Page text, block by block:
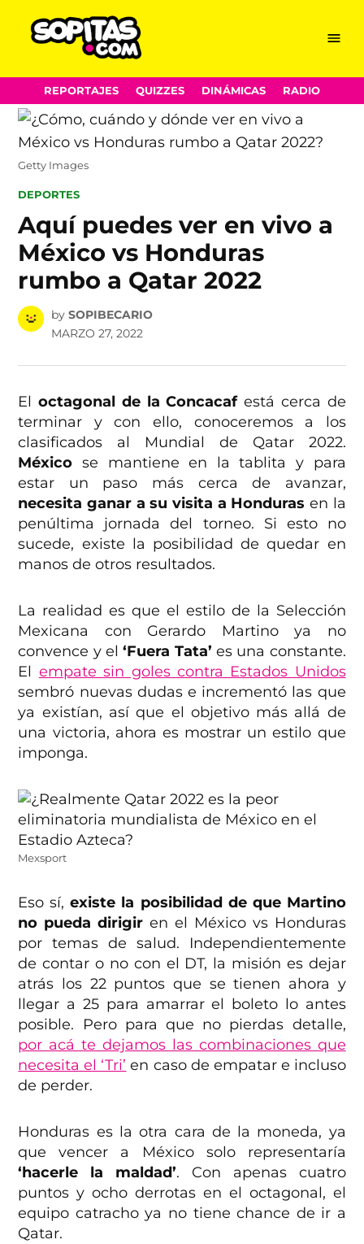
Skip
to
content
Menu
REPORTAJES QUIZZES DINÁMICAS RADIO
Getty Images
POSTED
DEPORTES
Aquí puedes ver en vivo a
México vs Honduras
rumbo a Qatar 2022
by SOPIBECARIO
MARZO 27, 2022
Eloctagonal de la Concacafestá cerca de
terminar y con ello, conoceremos a los
clasificados al Mundial de Qatar 2022.
México se mantiene en la tablita y para
estar un paso más cerca de avanzar,
necesita ganar a su visita a Honduras en la
penúltima jornada del torneo. Si esto no
sucede, existe la posibilidad de quedar en
manos de otros resultados.
La realidad es que el estilo de la Selección
Mexicana con Gerardo Martino ya no
convence y el‘Fuera Tata’ es una constante.
El empate sin goles contra Estados Unidos
sembró nuevas dudas e incrementó las que
ya existían, así que el objetivo más allá de
una victoria, ahora es mostrar un estilo que
imponga.
Mexsport
Eso sí,existe la posibilidad de que Martino
no pueda dirigir en el México vs Honduras
por temas de salud. Independientemente
de contar o no con el DT, la misión es dejar
atrás los 22 puntos que se tienen ahora y
llegar a 25 para amarrar el boleto lo antes
posible. Pero para que no pierdas detalle,
por acá te dejamos las combinaciones que
necesita el ‘Tri’ en caso de empatar e incluso
de perder.
Honduras es la otra cara de la moneda, ya
que vencer a México solo representaría
‘hacerle la maldad’. Con apenas cuatro
puntos y ocho derrotas en el octagonal, el
equipo catracho ya no tiene chance de ir a
Qatar.